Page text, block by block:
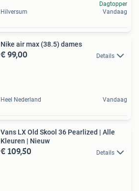
Hilversum
Dagtopper
Vandaag
Nike air max (38.5) dames
€ 99,00 Details
Heel Nederland Vandaag
Vans LX Old Skool 36 Pearlized | Alle
Kleuren | Nieuw
€ 109,50 Details